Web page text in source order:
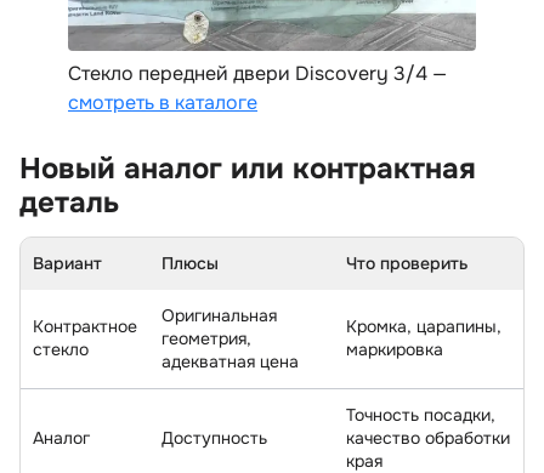
Стекло передней двери Discovery 3/4 —
смотреть в каталоге
Новый аналог или контрактная
деталь
Вариант Плюсы Что проверить
Контрактное
стекло
Оригинальная
еометрия,
адекватная цена
Кромка, царапины,
маркировка
Анало Доступность
Точность посадки,
качество обработки
края